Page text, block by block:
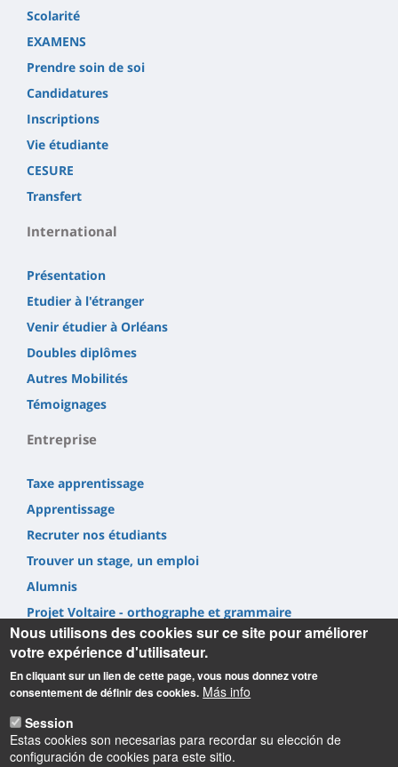
Scolarité
EXAMENS
Prendre soin de soi
Candidatures
Inscriptions
Vie étudiante
CESURE
Transfert
International
Présentation
Etudier à l'étranger
Venir étudier à Orléans
Doubles diplômes
Autres Mobilités
Témoignages
Entreprise
Taxe apprentissage
Apprentissage
Recruter nos étudiants
Trouver un stage, un emploi
Alumnis
Projet Voltaire - orthographe et grammaire
Informations
UFR Lettres, Langues & Sciences Humaines
Nous utilisons des cookies sur ce site pour améliorer
votre expérience d'utilisateur.
En cliquant sur un lien de cette page, vous nous donnez votre
consentement de définir des cookies. Más info
Session
Estas cookies son necesarias para recordar su elección de
configuración de cookies para este sitio.